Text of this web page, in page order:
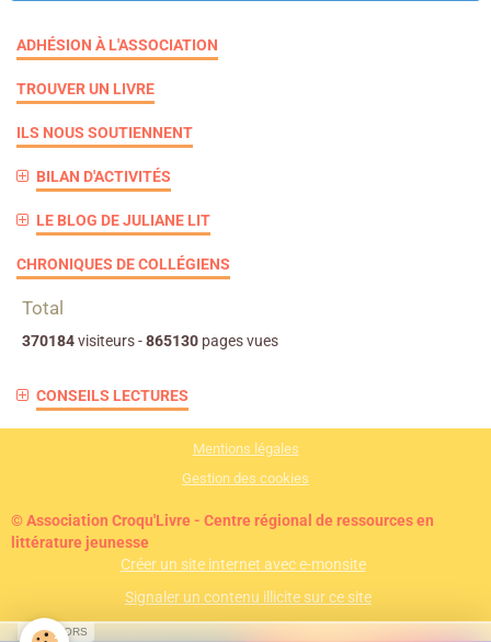
ADHÉSION À L'ASSOCIATION
TROUVER UN LIVRE
ILS NOUS SOUTIENNENT
BILAN D'ACTIVITÉS
LE BLOG DE JULIANE LIT
CHRONIQUES DE COLLÉGIENS
Total
370184visiteurs -865130 pages vues
CONSEILS LECTURES
Mentions légales
Gestion des cookies
© Association Croqu'Livre - Centre régional de ressources en
littérature jeunesse
Créer un site internet avec e-monsite
Signaler un contenu illicite sur ce site
SPONSORS